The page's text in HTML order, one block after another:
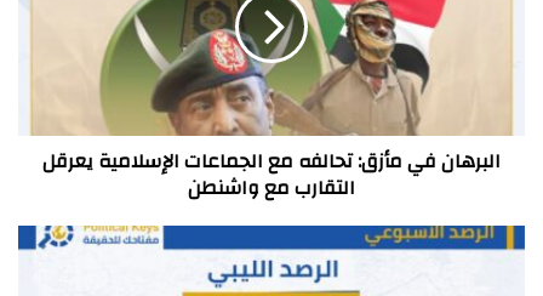
التقارب
البرهان في مأزق: تحالفه مع الجماعات الإسلامية يعرقل
التقارب مع واشنطن
الرصد
الليبي…